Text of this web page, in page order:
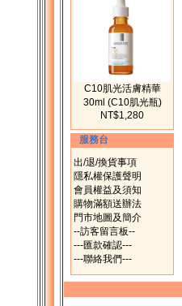
C10肌光活膚精華
30ml (C10肌光瓶)
NT$1,280
服務台
出/退/換貨事項
隱私權保護聲明
會員權益及須知
購物滿額送辦法
門市地圖及簡介
--訪客留言板--
---匯款確認---
---聯絡我們---